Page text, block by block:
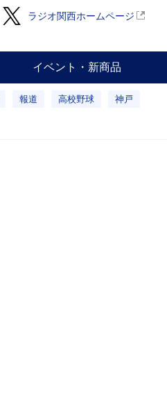
ラジオ関西ホームページ
イベント・新商品
報道 高校野球 神戸